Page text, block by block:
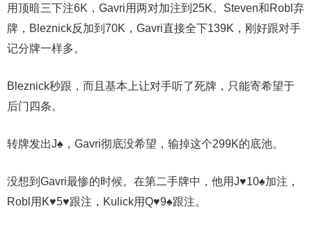
用顶暗三下注6K，Gavri用两对加注到25K。Steven和Robl弃
牌，Bleznick反加到70K，Gavri直接全下139K，刚好跟对手
记分牌一样多。
Bleznick秒跟，而且基本上让对手听了死牌，只能寄希望于
后门四条。
转牌发出J♠，Gavri彻底没希望，输掉这个299K的底池。
没想到Gavri最惨的时候。在第二手牌中，他用J♥10♠加注，
Robl用K♥5♥跟注，Kulick用Q♥9♠跟注。